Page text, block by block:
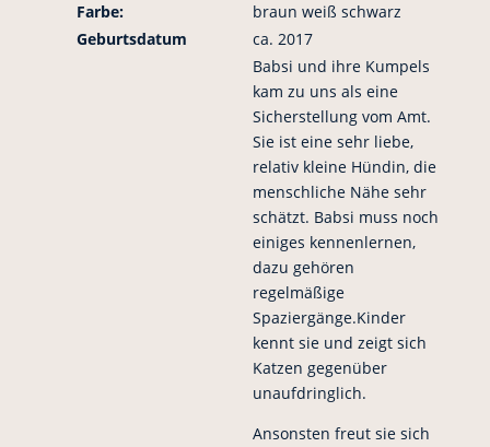
Farbe:
braun weiß schwarz
Geburtsdatum
ca. 2017
Babsi und ihre Kumpels
kam zu uns als eine
Sicherstellung vom Amt.
Sie ist eine sehr liebe,
relativ kleine Hündin, die
menschliche Nähe sehr
schätzt. Babsi muss noch
einiges kennenlernen,
dazu gehören
regelmäßige
Spaziergänge.Kinder
kennt sie und zeigt sich
Katzen gegenüber
unaufdringlich.
Ansonsten freut sie sich